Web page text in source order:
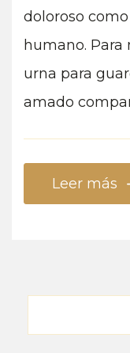
doloroso
humano. Para
urna para
amado
Leer más